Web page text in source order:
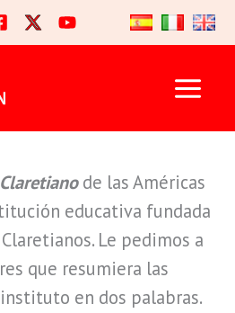
de las Américas
educativa fundada
Le pedimos a
que resumiera las
en dos palabras.